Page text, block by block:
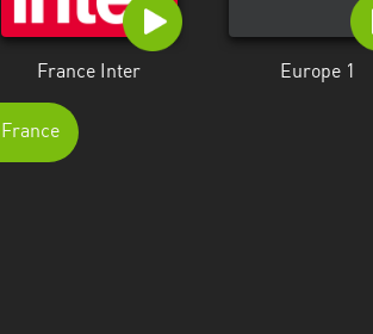
France Inter Europe 1